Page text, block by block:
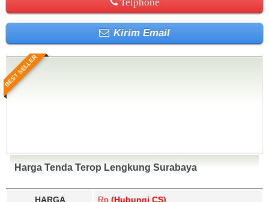
Kirim Email
BEST SELLER
Harga Tenda Terop Lengkung Surabaya
HARGA Rp. (Hubungi CS)